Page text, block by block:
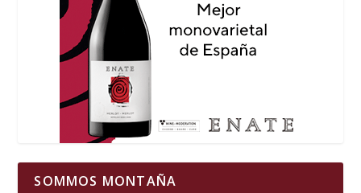
SOMMOS MONTAÑA